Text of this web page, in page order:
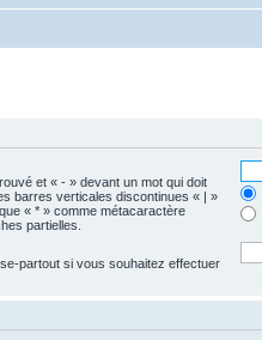
et « - » devant un mot qui doit
barres verticales discontinues « | »
« * » comme métacaractère
partielles.
partout si vous souhaitez effectuer